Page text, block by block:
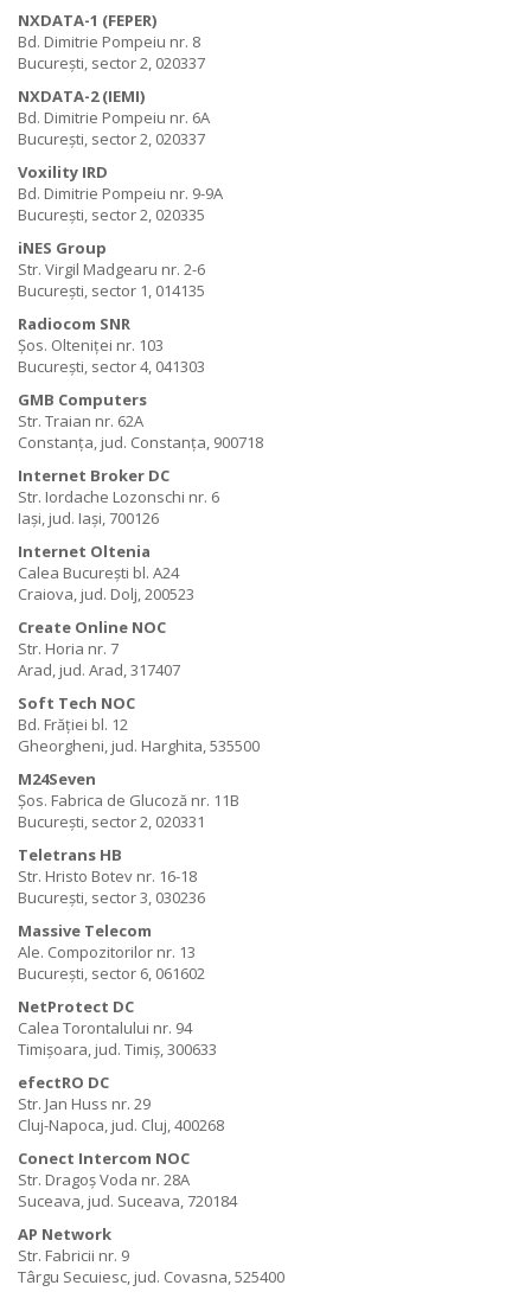
NXDATA-1 (FEPER)
Bd. Dimitrie Pompeiu nr. 8
București, sector 2, 020337
NXDATA-2 (IEMI)
Bd. Dimitrie Pompeiu nr. 6A
București, sector 2, 020337
Voxility IRD
Bd. Dimitrie Pompeiu nr. 9-9A
București, sector 2, 020335
iNES Group
Str. Virgil Madgearu nr. 2-6
București, sector 1, 014135
Radiocom SNR
Șos. Olteniței nr. 103
București, sector 4, 041303
GMB Computers
Str. Traian nr. 62A
Constanța, jud. Constanța, 900718
Internet Broker DC
Str. Iordache Lozonschi nr. 6
Iași, jud. Iași, 700126
Internet Oltenia
Calea București bl. A24
Craiova, jud. Dolj, 200523
Create Online NOC
Str. Horia nr. 7
Arad, jud. Arad, 317407
Soft Tech NOC
Bd. Frăției bl. 12
Gheorgheni, jud. Harghita, 535500
M24Seven
Șos. Fabrica de Glucoză nr. 11B
București, sector 2, 020331
Teletrans HB
Str. Hristo Botev nr. 16-18
București, sector 3, 030236
Massive Telecom
Ale. Compozitorilor nr. 13
București, sector 6, 061602
NetProtect DC
Calea Torontalului nr. 94
Timișoara, jud. Timiș, 300633
efectRO DC
Str. Jan Huss nr. 29
Cluj-Napoca, jud. Cluj, 400268
Conect Intercom NOC
Str. Dragoș Voda nr. 28A
Suceava, jud. Suceava, 720184
AP Network
Str. Fabricii nr. 9
Târgu Secuiesc, jud. Covasna, 525400